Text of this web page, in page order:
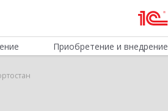
Приобретение и внедрение